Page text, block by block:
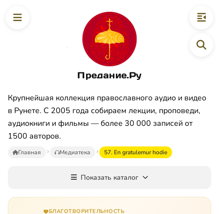
Предание.Ру
Крупнейшая коллекция православного аудио и видео
в Рунете. С 2005 года собираем лекции, проповеди,
аудиокниги и фильмы — более 30 000 записей от
1500 авторов.
Главная Медиатека 57. En gratulemur hodie
Показать каталог
БЛАГОТВОРИТЕЛЬНОСТЬ